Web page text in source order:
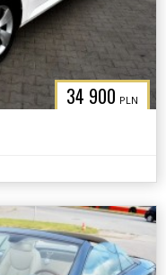
34 900 PLN